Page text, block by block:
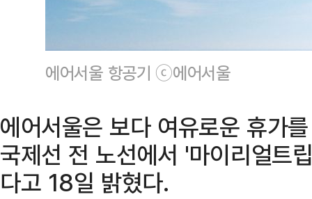
에어서울 항공기 ⓒ에어서울
에어서울은 보다 여유로운 휴가
국제선 전 노선에서 '마이리얼트
다고 18일 밝혔다.